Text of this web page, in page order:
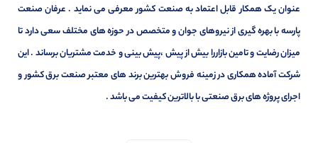
عنوان یک همکار قابل اعتماد به صنعت کشور معرفی می نماید . عرفان صنعت
پارسه با بهره گیری از نیروهای جوان و متخصص در حوزه های مختلف سعی دارد تا
میزان رضایت و تامین بازاررا بیش از پیش ،پیش بینی و خدمت مشتریان برساند . این
شرکت آماده همکاری در زمینه فروش بهترین برند های معتبر صنعت برق کشور و
اجرای پروژه های برق صنعتی با بالاترین کیفیت می باشد .